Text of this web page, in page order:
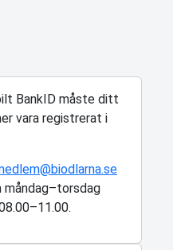
BankID måste ditt
vara registrerat i
måndag–torsdag